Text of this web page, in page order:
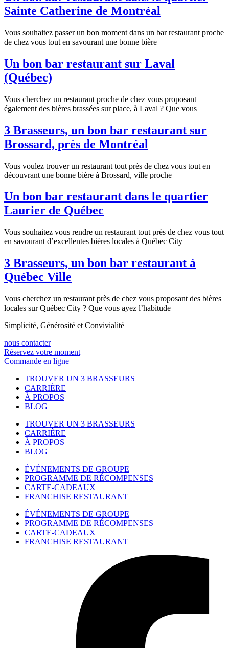
Sainte Catherine de Montréal
Vous souhaitez passer un bon moment dans un bar restaurant proche
de chez vous tout en savourant une bonne bière
Un bon bar restaurant sur Laval
(Québec)
Vous cherchez un restaurant proche de chez vous proposant
également des bières brassées sur place, à Laval ? Que vous
3 Brasseurs, un bon bar restaurant sur
Brossard, près de Montréal
Vous voulez trouver un restaurant tout près de chez vous tout en
découvrant une bonne bière à Brossard, ville proche
Un bon bar restaurant dans le quartier
Laurier de Québec
Vous souhaitez vous rendre un restaurant tout près de chez vous tout
en savourant d’excellentes bières locales à Québec City
3 Brasseurs, un bon bar restaurant à
Québec Ville
Vous cherchez un restaurant près de chez vous proposant des bières
locales sur Québec City ? Que vous ayez l’habitude
Simplicité, Générosité et Convivialité
nous contacter
Réservez votre moment
Commande en ligne
TROUVER UN 3 BRASSEURS
CARRIÈRE
À PROPOS
BLOG
TROUVER UN 3 BRASSEURS
CARRIÈRE
À PROPOS
BLOG
ÉVÉNEMENTS DE GROUPE
PROGRAMME DE RÉCOMPENSES
CARTE-CADEAUX
FRANCHISE RESTAURANT
ÉVÉNEMENTS DE GROUPE
PROGRAMME DE RÉCOMPENSES
CARTE-CADEAUX
FRANCHISE RESTAURANT